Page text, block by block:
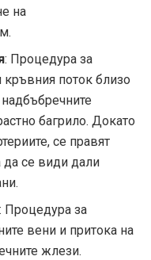
на
: Процедура за
кръвния поток близо
багрило. Докато
се правят
да се види дали
: Процедура за
вени и притока на
жлези.